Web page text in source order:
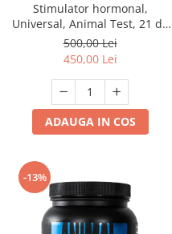
Stimulator hormonal,
Universal, Animal Test, 21 de
pachete
500,00 Lei
450,00 Lei
ADAUGA IN COS
-13%